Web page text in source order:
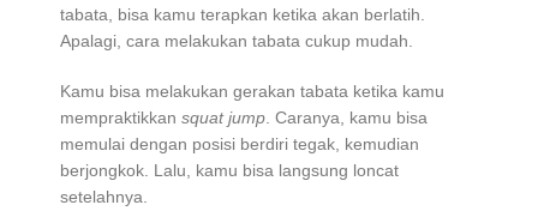
tabata, bisa kamu terapkan ketika akan berlatih.
Apalagi, cara melakukan tabata cukup mudah.
Kamu bisa melakukan gerakan tabata ketika kamu
mempraktikkan squat jump . Caranya, kamu bisa
memulai dengan posisi berdiri tegak, kemudian
berjongkok. Lalu, kamu bisa langsung loncat
setelahnya.